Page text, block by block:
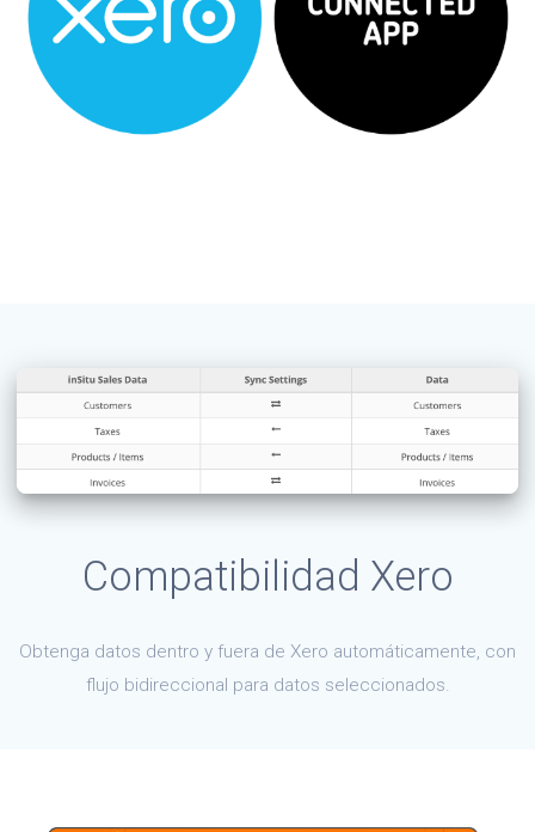
Compatibilidad Xero
Obtenga datos dentro y fuera de Xero automáticamente, con
flujo bidireccional para datos seleccionados.